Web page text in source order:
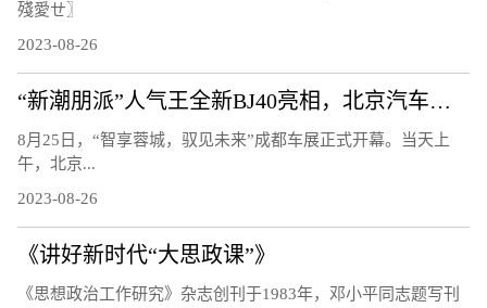
殘愛ㄝ〗
2023-08-26
“新潮朋派”人气王全新BJ40亮相，北京汽车开启全面焕新的第二篇章
8月25日，“智享蓉城，驭见未来”成都车展正式开幕。当天上
午，北京...
2023-08-26
《讲好新时代“大思政课”》
《思想政治工作研究》杂志创刊于1983年，邓小平同志题写刊